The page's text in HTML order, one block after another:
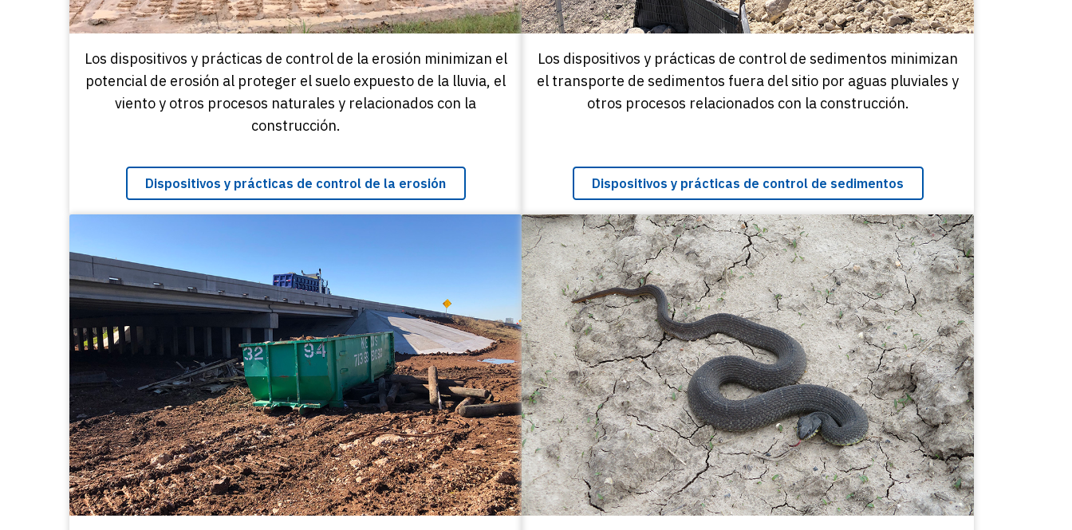
Los dispositivos y prácticas de control de la erosión minimizan el
potencial de erosión al proteger el suelo expuesto de la lluvia, el
viento y otros procesos naturales y relacionados con la
construcción.
Dispositivos y prácticas de control de la erosión
Los dispositivos y prácticas de control de sedimentos minimizan
el transporte de sedimentos fuera del sitio por aguas pluviales y
otros procesos relacionados con la construcción.
Dispositivos y prácticas de control de sedimentos